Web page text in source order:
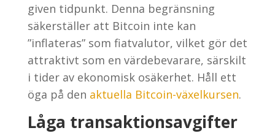
given tidpunkt. Denna begränsning
säkerställer att Bitcoin inte kan
”inflateras” som fiatvalutor, vilket gör det
attraktivt som en värdebevarare, särskilt
i tider av ekonomisk osäkerhet. Håll ett
öga på den aktuella Bitcoin-växelkursen.
Låga transaktionsavgifter